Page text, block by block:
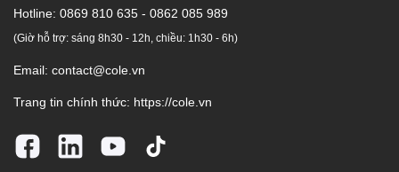
Hotline: 0869 810 635 - 0862 085 989
(Giờ hỗ trợ: sáng 8h30 - 12h, chiều: 1h30 - 6h)
Email: contact@cole.vn
Trang tin chính thức: https://cole.vn